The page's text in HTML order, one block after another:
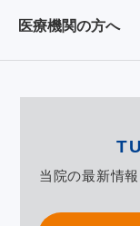
医療機関の方へ
当院の最新情